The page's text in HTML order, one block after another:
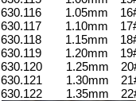
630.116 1.05mm
630.117 1.10mm
630.118 1.15mm
630.119 1.20mm
630.120 1.25mm
630.121 1.30mm
630.122 1.35mm